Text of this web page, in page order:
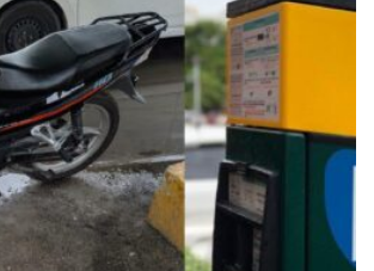
Cancún suma el ejecutado número
peritos de la Fiscalía General
se encargaron de realizar el debido
y de trasladar el cuerpo al Servicio
para que le fuera realizada la